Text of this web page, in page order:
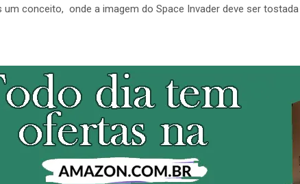
um conceito, onde a imagem do Space Invader deve ser